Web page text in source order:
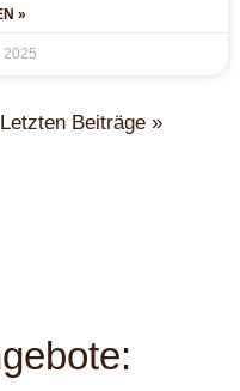
»
2025
Letzten Beiträge »